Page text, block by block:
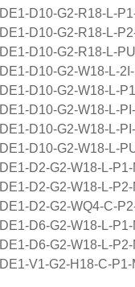
D10-G2-R18-L-
D10-G2-R18-L-
D10-G2-R18-L-
D10-G2-W18-L-
D10-G2-W18-L-
D10-G2-W18-L-
D10-G2-W18-L-
D10-G2-W18-L-
D2-G2-W18-L-
D2-G2-W18-L-
D2-G2-WQ4-C-
D6-G2-W18-L-
D6-G2-W18-L-
V1-G2-H18-C-